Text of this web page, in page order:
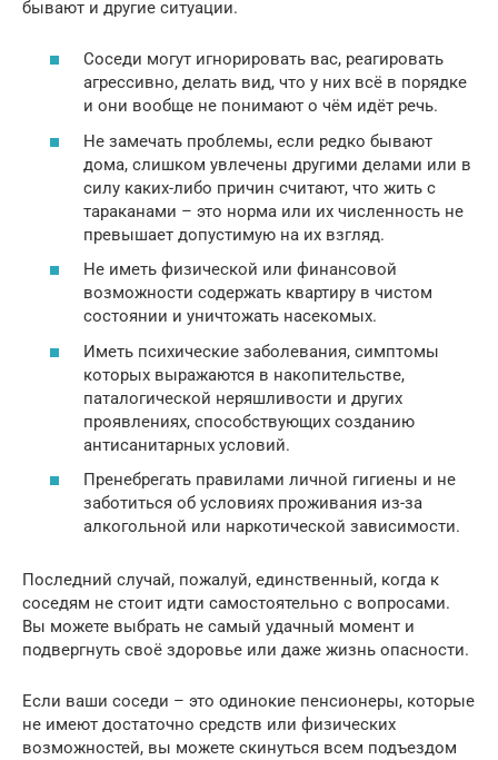
бывают и другие ситуации.
Соседи могут игнорировать вас, реагировать
агрессивно, делать вид, что у них всё в порядке
и они вообще не понимают о чём идёт речь.
Не замечать проблемы, если редко бывают
дома, слишком увлечены другими делами или в
силу каких-либо причин считают, что жить с
тараканами – это норма или их численность не
превышает допустимую на их взгляд.
Не иметь физической или финансовой
возможности содержать квартиру в чистом
состоянии и уничтожать насекомых.
Иметь психические заболевания, симптомы
которых выражаются в накопительстве,
паталогической неряшливости и других
проявлениях, способствующих созданию
антисанитарных условий.
Пренебрегать правилами личной гигиены и не
заботиться об условиях проживания из-за
алкогольной или наркотической зависимости.
Последний случай, пожалуй, единственный, когда к
соседям не стоит идти самостоятельно с вопросами.
Вы можете выбрать не самый удачный момент и
подвергнуть своё здоровье или даже жизнь опасности.
Если ваши соседи – это одинокие пенсионеры, которые
не имеют достаточно средств или физических
возможностей, вы можете скинуться всем подъездом